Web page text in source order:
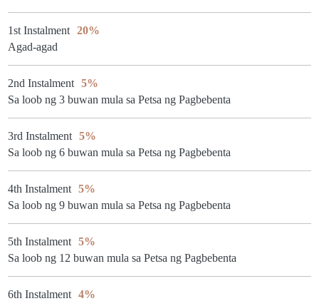
1st Instalment
20%
Agad-agad
2nd Instalment
5%
Sa loob ng 3 buwan mula sa Petsa ng Pagbebenta
3rd Instalment
5%
Sa loob ng 6 buwan mula sa Petsa ng Pagbebenta
4th Instalment
5%
Sa loob ng 9 buwan mula sa Petsa ng Pagbebenta
5th Instalment
5%
Sa loob ng 12 buwan mula sa Petsa ng Pagbebenta
6th Instalment
4%